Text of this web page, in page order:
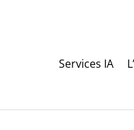
Services IA